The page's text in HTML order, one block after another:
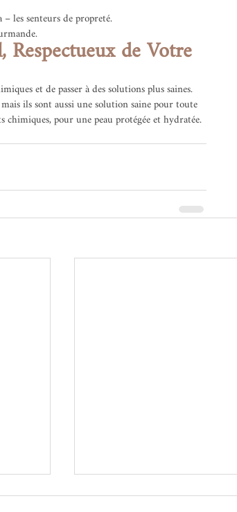
les senteurs de propreté.
de Votre
et de passer à des solutions plus saines.
ils sont aussi une solution saine pour toute
pour une peau protégée et hydratée.